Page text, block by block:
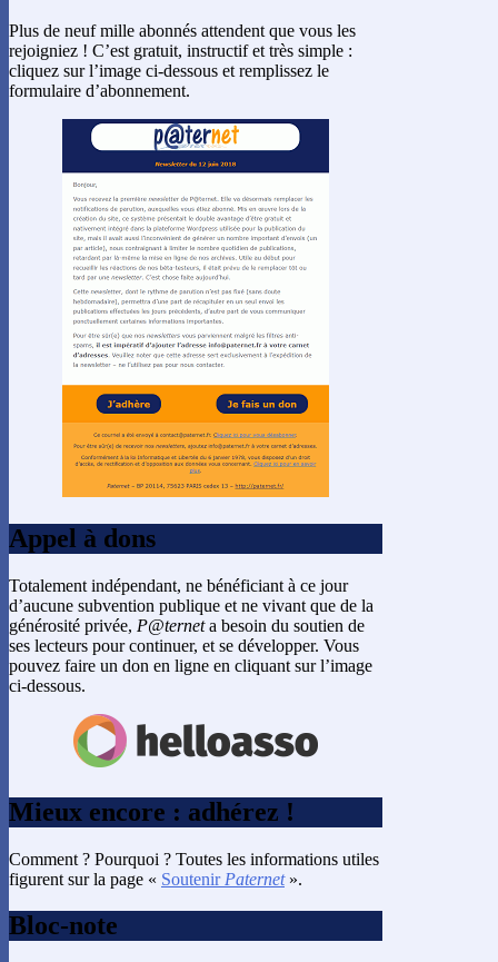
Plus de neuf mille abonnés attendent que vous les
rejoigniez ! C’est gratuit, instructif et très simple :
cliquez sur l’image ci-dessous et remplissez le
formulaire d’abonnement.
Appel à dons
Totalement indépendant, ne bénéficiant à ce jour
d’aucune subvention publique et ne vivant que de la
générosité privée, P@terneta besoin du soutien de
ses lecteurs pour continuer, et se développer. Vous
pouvez faire un don en ligne en cliquant sur l’image
ci-dessous.
Mieux encore : adhérez !
Comment ? Pourquoi ? Toutes les informations utiles
figurent sur la page « Soutenir Paternet».
Bloc-note